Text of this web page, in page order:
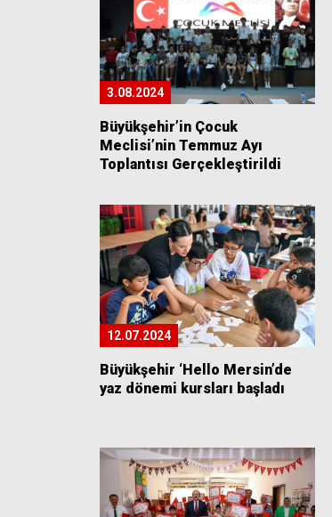
3.08.2024
Büyükşehir’in Çocuk
Meclisi’nin Temmuz Ayı
Toplantısı Gerçekleştirildi
12.07.2024
Büyükşehir ‘Hello Mersin’de
yaz dönemi kursları başladı